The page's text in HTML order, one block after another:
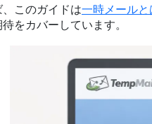
このガイドは一時メール
をカバーしています。